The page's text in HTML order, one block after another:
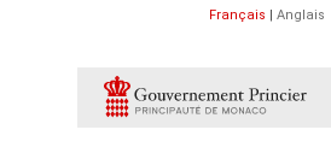
Français | Anglais